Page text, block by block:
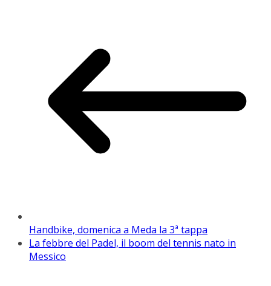
Handbike, domenica a Meda la 3ª tappa
La febbre del Padel, il boom del tennis nato in
Messico